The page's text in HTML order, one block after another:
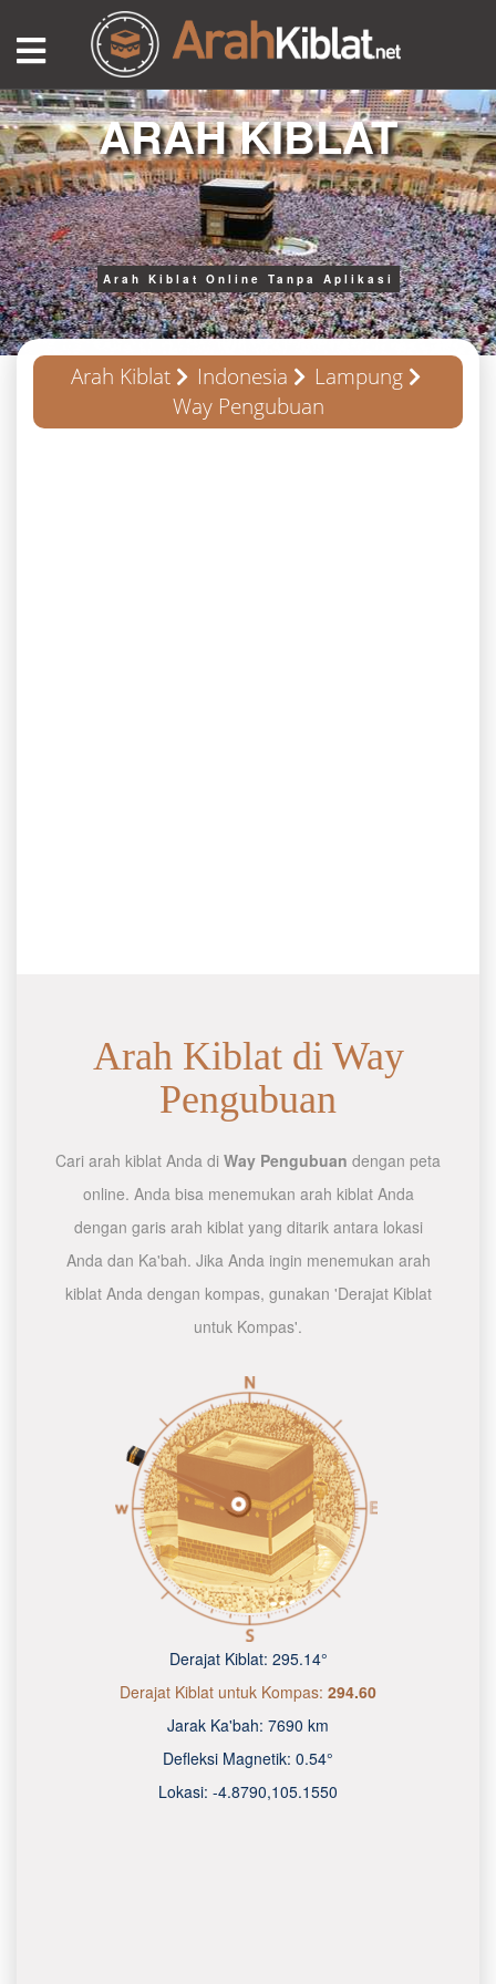
ARAH KIBLAT
Arah Kiblat Online Tanpa Aplikasi
Arah Kiblat Indonesia
Lampung
Way Pengubuan
Arah Kiblat di Way
Pengubuan
Cari arah kiblat Anda di Way Pengubuan dengan peta
online. Anda bisa menemukan arah kiblat Anda
dengan garis arah kiblat yang ditarik antara lokasi
Anda dan Ka'bah. Jika Anda ingin menemukan arah
kiblat Anda dengan kompas, gunakan 'Derajat Kiblat
untuk Kompas'.
Derajat Kiblat: 295.14°
Derajat Kiblat untuk Kompas: 294.60
Jarak Ka'bah: 7690 km
Defleksi Magnetik: 0.54°
Lokasi: -4.8790,105.1550